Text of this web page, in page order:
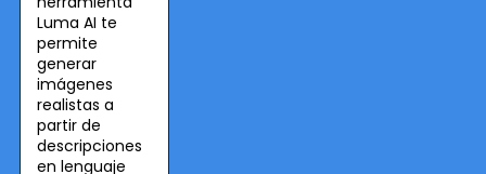
Luma AI te
permite
generar
imágenes
realistas a
partir de
descripciones
en lenguaje